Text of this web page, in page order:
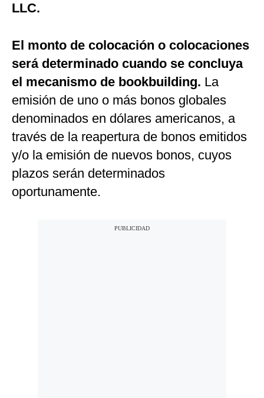
LLC.
El monto de colocación o colocaciones
será determinado cuando se concluya
el mecanismo de bookbuilding. La
emisión de uno o más bonos globales
denominados en dólares americanos, a
través de la reapertura de bonos emitidos
y/o la emisión de nuevos bonos, cuyos
plazos serán determinados
oportunamente.